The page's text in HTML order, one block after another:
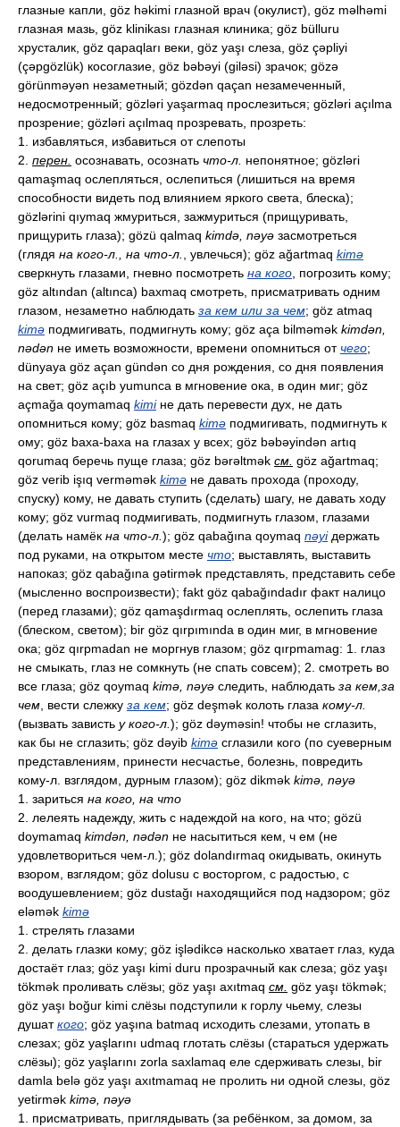
глазные капли, göz həkimi глазной врач (окулист), göz məlhəmi
глазная мазь, göz klinikası глазная клиника; göz bülluru
хрусталик, göz qapaqları веки, göz yaşı слеза, göz çəpliyi
(çəpgözlük) косоглазие, göz bəbəyi (giləsi) зрачок; gözə
görünməyən незаметный; gözdən qaçan незамеченный,
недосмотренный; gözləri yaşarmaq прослезиться; gözləri açılma
прозрение; gözləri açılmaq прозревать, прозреть:
1. избавляться, избавиться от слепоты
2. перен. осознавать, осознать что-л. непонятное; gözləri
qamaşmaq ослепляться, ослепиться (лишиться на время
способности видеть под влиянием яркого света, блеска);
gözlərini qıymaq жмуриться, зажмуриться (прищуривать,
прищурить глаза); gözü qalmaq kimdə, nəyə засмотреться
(глядя на кого-л., на что-л. , увлечься); göz ağartmaq kimə
сверкнуть глазами, гневно посмотреть на кого , погрозить кому;
göz altından (altınca) baxmaq смотреть, присматривать одним
глазом, незаметно наблюдать за кем или за чем; göz atmaq
kimə подмигивать, подмигнуть кому; göz aça bilməmək kimdən,
nədən не иметь возможности, времени опомниться от чего;
dünyaya göz açan gündən со дня рождения, со дня появления
на свет; göz açıb yumunca в мгновение ока, в один миг; göz
açmağa qoymamaq kimiне дать перевести дух, не дать
опомниться кому; göz basmaq kimə подмигивать, подмигнуть к
ому; göz baxa-baxa на глазах у всех; göz bəbəyindən artıq
qorumaq беречь пуще глаза; göz bərəltmək см. göz ağartmaq;
göz verib işıq verməmək kimə не давать прохода (проходу,
спуску) кому, не давать ступить (сделать) шагу, не давать ходу
кому; göz vurmaq подмигивать, подмигнуть глазом, глазами
(делать намёк на что-л. ); göz qabağına qoymaq nəyiдержать
под руками, на открытом месте что; выставлять, выставить
напоказ; göz qabağına gətirmək представлять, представить себе
(мысленно воспроизвести); fakt göz qabağındadır факт налицо
(перед глазами); göz qamaşdırmaq ослеплять, ослепить глаза
(блеском, светом); bir göz qırpımında в один миг, в мгновение
ока; göz qırpmadan не моргнув глазом; göz qırpmamag: 1. глаз
не смыкать, глаз не сомкнуть (не спать совсем); 2. смотреть во
все глаза; göz qoymaq kimə, nəyə следить, наблюдать за кем,за
чем , вести слежку за кем; göz deşmək колоть глаза кому-л.
(вызвать зависть у кого-л. ); göz dəyməsin! чтобы не сглазить,
как бы не сглазить; göz dəyib kimə сглазили кого (по суеверным
представлениям, принести несчастье, болезнь, повредить
кому-л. взглядом, дурным глазом); göz dikmək kimə, nəyə
1. зариться на кого, на что
2. лелеять надежду, жить с надеждой на кого, на что; gözü
doymamaq kimdən, nədən не насытиться кем, ч ем (не
удовлетвориться чем-л.); göz dolandırmaq окидывать, окинуть
взором, взглядом; göz dolusu с восторгом, с радостью, с
воодушевлением; göz dustağı находящийся под надзором; göz
eləmək kimə
1. стрелять глазами
2. делать глазки кому; göz işlədikcə насколько хватает глаз, куда
достаёт глаз; göz yaşı kimi duru прозрачный как слеза; göz yaşı
tökmək проливать слёзы; göz yaşı axıtmaq см. göz yaşı tökmək;
göz yaşı boğur kimi слёзы подступили к горлу чьему, слезы
душаткого; göz yaşına batmaq исходить слезами, утопать в
слезах; göz yaşlarını udmaq глотать слёзы (стараться удержать
слёзы); göz yaşlarını zorla saxlamaq еле сдерживать слезы, bir
damla belə göz yaşı axıtmamaq не пролить ни одной слезы, göz
yetirmək kimə, nəyə
1. присматривать, приглядывать (за ребёнком, за домом, за